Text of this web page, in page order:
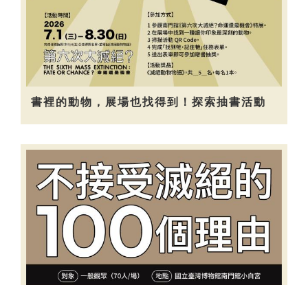
書裡的動物，展場也找得到！探索抽書活動